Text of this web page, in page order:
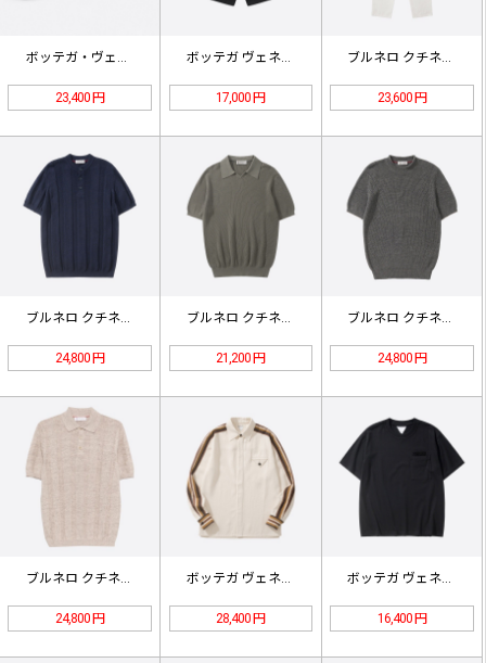
23,400 円
ボッテガ ヴェネタ Vステッチテーラ…
17,000 円 23,600 円
ブルネロ クチネリ リネン コットン…
24,800 円
ブルネロ クチネリ イングリッシュリ…
21,200 円
ブルネロ クチネリ リネン コットン…
24,800 円
ブルネロ クチネリ リネンコットン …
24,800 円
ボッテガ ヴェネタ ストライプ テク…
28,400 円
ボッテガ ヴェネタ ニット Tシャツ
16,400 円